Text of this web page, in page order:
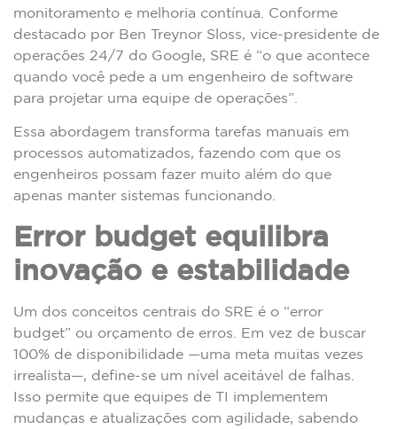
monitoramento e melhoria contínua. Conforme
destacado por Ben Treynor Sloss, vice-presidente de
operações 24/7 do Google, SRE é “o que acontece
quando você pede a um engenheiro de software
para projetar uma equipe de operações”.
Essa abordagem transforma tarefas manuais em
processos automatizados, fazendo com que os
engenheiros possam fazer muito além do que
apenas manter sistemas funcionando.
Error budget equilibra
inovação e estabilidade
Um dos conceitos centrais do SRE é o “error
budget” ou orçamento de erros. Em vez de buscar
100% de disponibilidade —uma meta muitas vezes
irrealista—, define-se um nível aceitável de falhas.
Isso permite que equipes de TI implementem
mudanças e atualizações com agilidade, sabendo